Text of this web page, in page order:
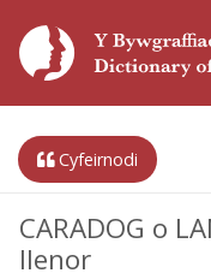
Cyfeirnodi
CARADOG o
llenor